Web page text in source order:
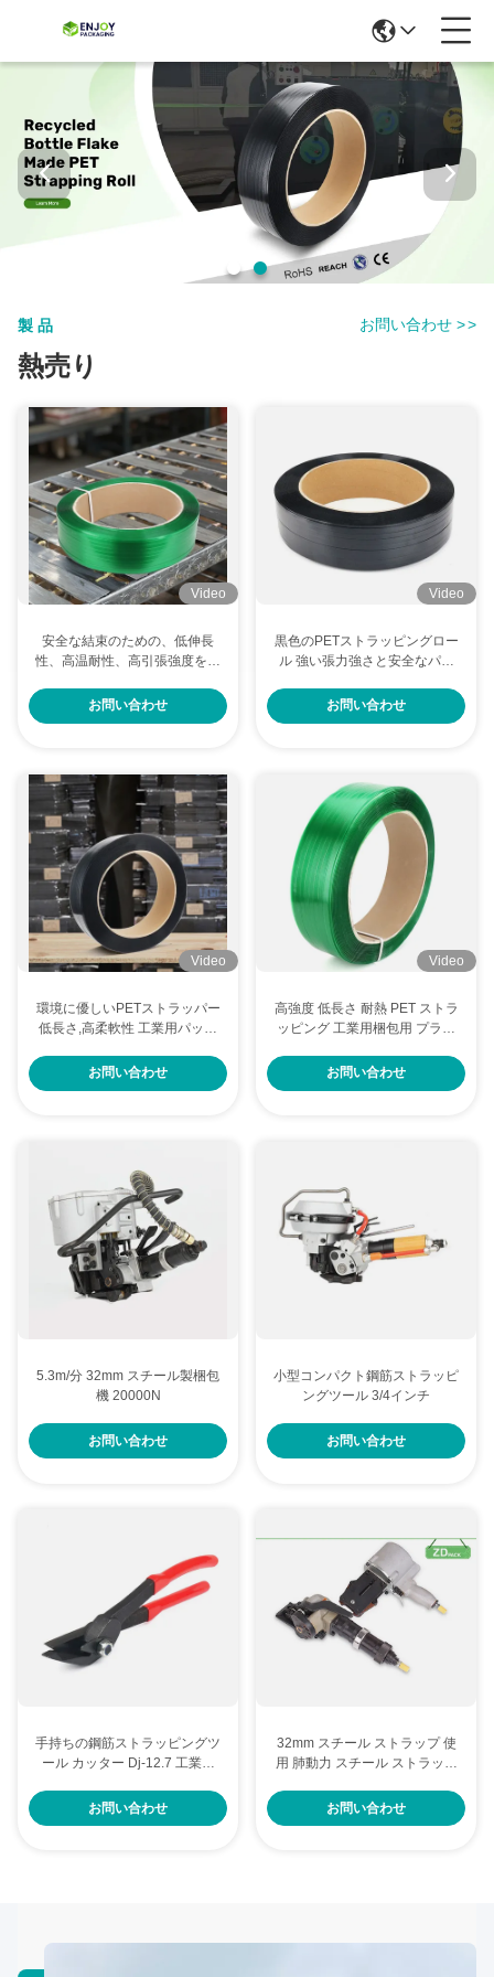
製品
熱売り
お問い合わせ >>
Video
安全な結束のための、低伸長
性、高温耐性、高引張強度を備
トラップ
お問い合わせ
Video
黒色のPETストラッピングロー
ル 強い張力強さと安全なパッ
お問い合わせ
Video
環境に優しいPETストラッパー
低長さ,高柔軟性 工業用パッケ
お問い合わせ
Video
高強度 低長さ 耐熱 PET ストラ
ッピング 工業用梱包用 プラス
お問い合わせ
5.3m/分 32mm スチール製梱包
機 20000N
お問い合わせ
小型コンパクト鋼筋ストラッピ
ングツール 3/4インチ
お問い合わせ
手持ちの鋼筋ストラッピングツ
ール カッター Dj-12.7 工業用
お問い合わせ
32mm スチール ストラップ 使
用 肺動力 スチール ストラッピ
お問い合わせ